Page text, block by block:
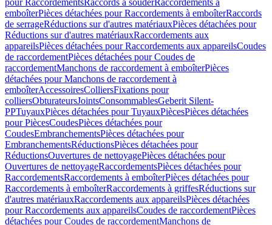
pour RaccordementsRaccords à souderRaccordements à
emboîterPièces détachées pour Raccordements à emboîterRaccords
de serrageRéductions sur d'autres matériauxPièces détachées pour
Réductions sur d'autres matériauxRaccordements aux
appareilsPièces détachées pour Raccordements aux appareilsCoudes
de raccordementPièces détachées pour Coudes de
raccordementManchons de raccordement à emboîterPièces
détachées pour Manchons de raccordement à
emboîterAccessoiresColliersFixations pour
colliersObturateursJointsConsommablesGeberit Silent-
PPTuyauxPièces détachées pour TuyauxPiècesPièces détachées
pour PiècesCoudesPièces détachées pour
CoudesEmbranchementsPièces détachées pour
EmbranchementsRéductionsPièces détachées pour
RéductionsOuvertures de nettoyagePièces détachées pour
Ouvertures de nettoyageRaccordementsPièces détachées pour
RaccordementsRaccordements à emboîterPièces détachées pour
Raccordements à emboîterRaccordements à griffesRéductions sur
d'autres matériauxRaccordements aux appareilsPièces détachées
pour Raccordements aux appareilsCoudes de raccordementPièces
détachées pour Coudes de raccordementManchons de